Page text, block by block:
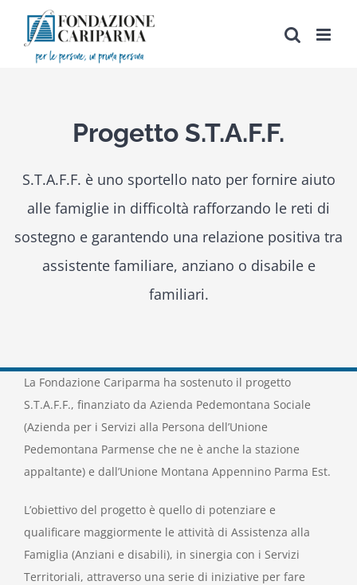
contenuto
Progetto S.T.A.F.F.
S.T.A.F.F. è uno sportello nato per fornire aiuto
alle famiglie in difficoltà rafforzando le reti di
sostegno e garantendo una relazione positiva tra
assistente familiare, anziano o disabile e
familiari.
La Fondazione Cariparma ha sostenuto il progetto
S.T.A.F.F., finanziato da Azienda Pedemontana Sociale
(Azienda per i Servizi alla Persona dell’Unione
Pedemontana Parmense che ne è anche la stazione
appaltante) e dall’Unione Montana Appennino Parma Est.
L’obiettivo del progetto è quello di potenziare e
qualificare maggiormente le attività di Assistenza alla
Famiglia (Anziani e disabili), in sinergia con i Servizi
Territoriali, attraverso una serie di iniziative per fare